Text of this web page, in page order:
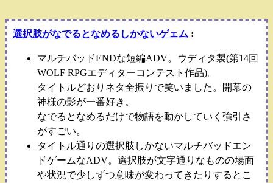
選択肢がなでるとなめるしかないゲェム :
マルチバッドENDな短編ADV。ウディタ製(第14回
WOLF RPGエディターコンテスト作品)。
タイトルどおりネタ全振りで笑いました。開幕の
神様の影が一番好き。
なでるとなめるだけで物語を動かしていく強引さ
がすごい。
タイトル通りの選択肢しかないマルチバッドエン
ドゲームなADV。選択肢が文字通りなものの場面
や状況で少しずつ意味が変わってきたりするとこ